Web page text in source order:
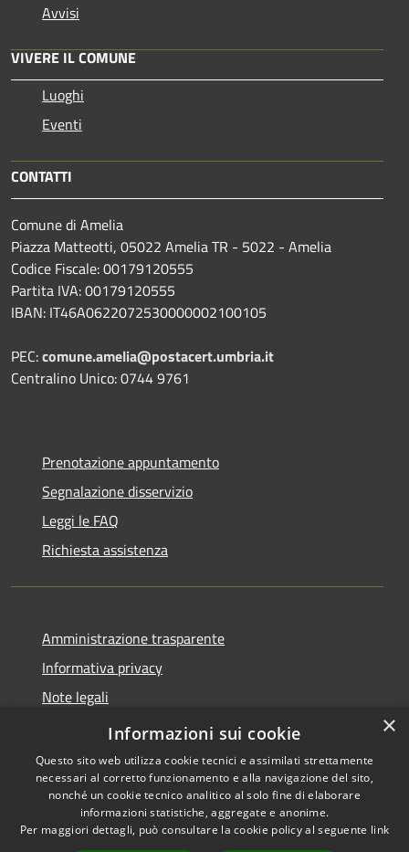
Avvisi
VIVERE IL COMUNE
Luoghi
Eventi
CONTATTI
Comune di Amelia
Piazza Matteotti, 05022 Amelia TR - 5022 - Amelia
Codice Fiscale: 00179120555
Partita IVA: 00179120555
IBAN: IT46A0622072530000002100105
PEC:comune.amelia@postacert.umbria.it
Centralino Unico: 0744 9761
Prenotazione appuntamento
Segnalazione disservizio
Leggi le FAQ
Richiesta assistenza
Amministrazione trasparente
Informativa privacy
Note legali
Dichiarazione di accessibilità
Accessibilità
Copyright © 2026 • Comune di
Amelia • Powered by
×
Informazioni sui cookie
Questo sito web utilizza cookie tecnici e assimilati strettamente
necessari al corretto funzionamento e alla navigazione del sito,
nonché un cookie tecnico analitico al solo fine di elaborare
informazioni statistiche, aggregate e anonime.
Per maggiori dettagli, può consultare la cookie policy al seguente link